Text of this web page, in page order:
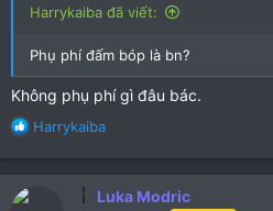
Harrykaiba đã viết:
Phụ phí đấm bóp là bn?
Không phụ phí gì đâu bác.
R
Harrykaiba
Luka Modric